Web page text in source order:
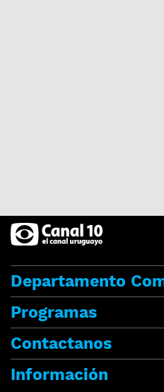
Departamento
Programas
Contactanos
Información